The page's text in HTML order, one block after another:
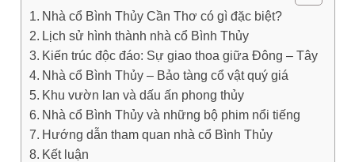
Nhà cổ Bình Thủy Cần Thơ có gì đặc biệt?
Lịch sử hình thành nhà cổ Bình Thủy
Kiến trúc độc đáo: Sự giao thoa giữa Đông – Tây
Nhà cổ Bình Thủy – Bảo tàng cổ vật quý giá
Khu vườn lan và dấu ấn phong thủy
Nhà cổ Bình Thủy và những bộ phim nổi tiếng
Hướng dẫn tham quan nhà cổ Bình Thủy
Kết luận